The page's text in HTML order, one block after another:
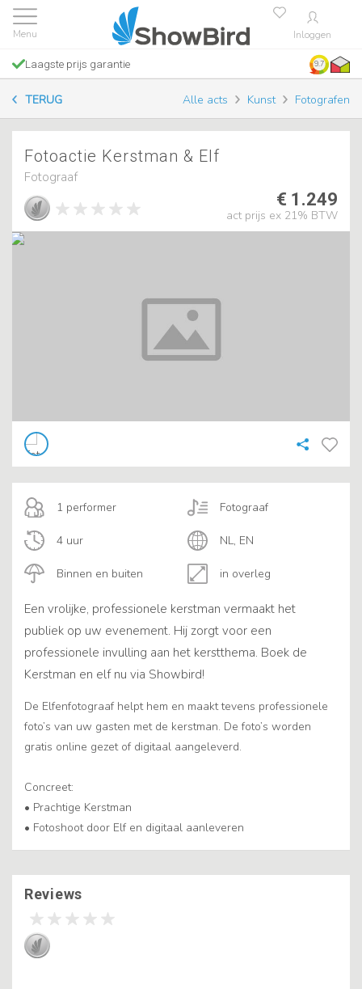
Inloggen
Laagste prijs garantie 9.7
TERUG Alle acts Kunst Fotografen
Fotoactie Kerstman & Elf
Fotograaf
€ 1.249
act prijs ex 21% BTW
1 performer
Binnen en buiten
Fotograaf
4 uur
in overleg
NL, EN
Een vrolijke, professionele kerstman vermaakt het
publiek op uw evenement. Hij zorgt voor een
professionele invulling aan het kerstthema. Boek de
Kerstman en elf nu via Showbird!
De Elfenfotograaf helpt hem en maakt tevens professionele
foto’s van uw gasten met de kerstman. De foto’s worden
gratis online gezet of digitaal aangeleverd.
Concreet:
• Prachtige Kerstman
• Fotoshoot door Elf en digitaal aanleveren
Reviews